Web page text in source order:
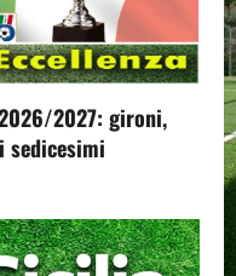
2027: gironi,
sedicesimi